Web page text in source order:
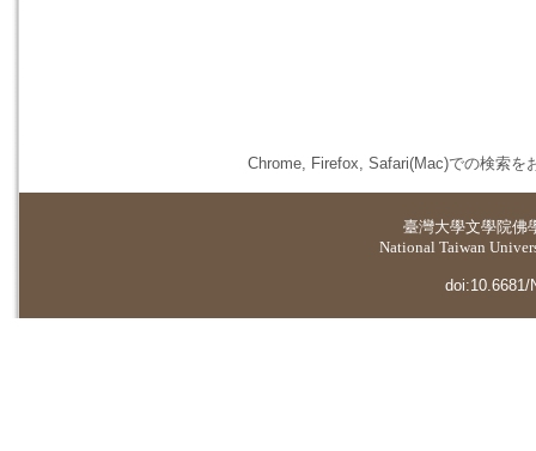
Chrome, Firefox, Safari(Mac)での検索を
臺灣大學文學院佛
National Taiwan
doi:10.6681/